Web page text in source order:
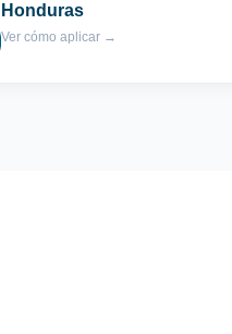
Honduras
Ver cómo aplicar →